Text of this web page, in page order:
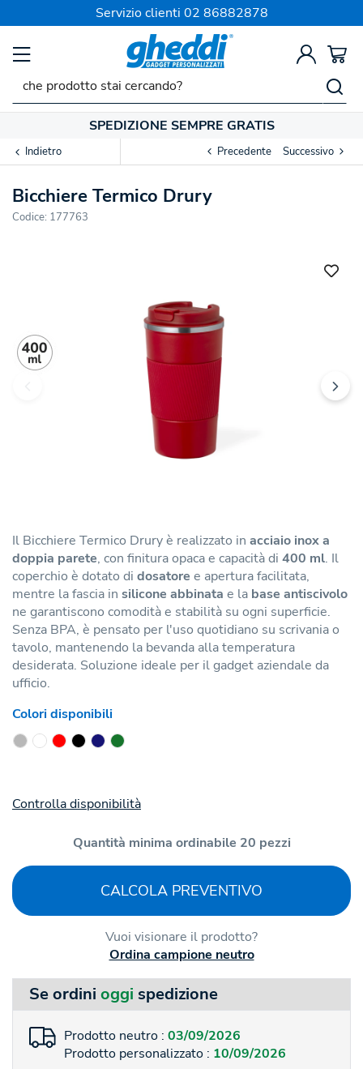
Servizio clienti 02 86882878
SPEDIZIONE SEMPRE GRATIS
Indietro Precedente Successivo
Bicchiere Termico Drury
Codice: 177763
Il Bicchiere Termico Drury è realizzato in acciaio inox a
doppia parete, con finitura opaca e capacità di 400 ml. Il
coperchio è dotato di dosatore e apertura facilitata,
mentre la fascia in silicone abbinata e la base antiscivolo
ne garantiscono comodità e stabilità su ogni superficie.
Senza BPA, è pensato per l'uso quotidiano su scrivania o
tavolo, mantenendo la bevanda alla temperatura
desiderata. Soluzione ideale per il gadget aziendale da
ufficio.
Colori disponibili
Controlla disponibilità
Quantità minima ordinabile 20 pezzi
CALCOLA PREVENTIVO
Vuoi visionare il prodotto?
Ordina campione neutro
Se ordini oggi spedizione
Prodotto neutro : 03/09/2026
Prodotto personalizzato : 10/09/2026